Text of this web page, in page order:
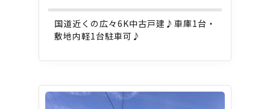
国道近くの広々6K中古戸建♪車庫1台・
敷地内軽1台駐車可♪